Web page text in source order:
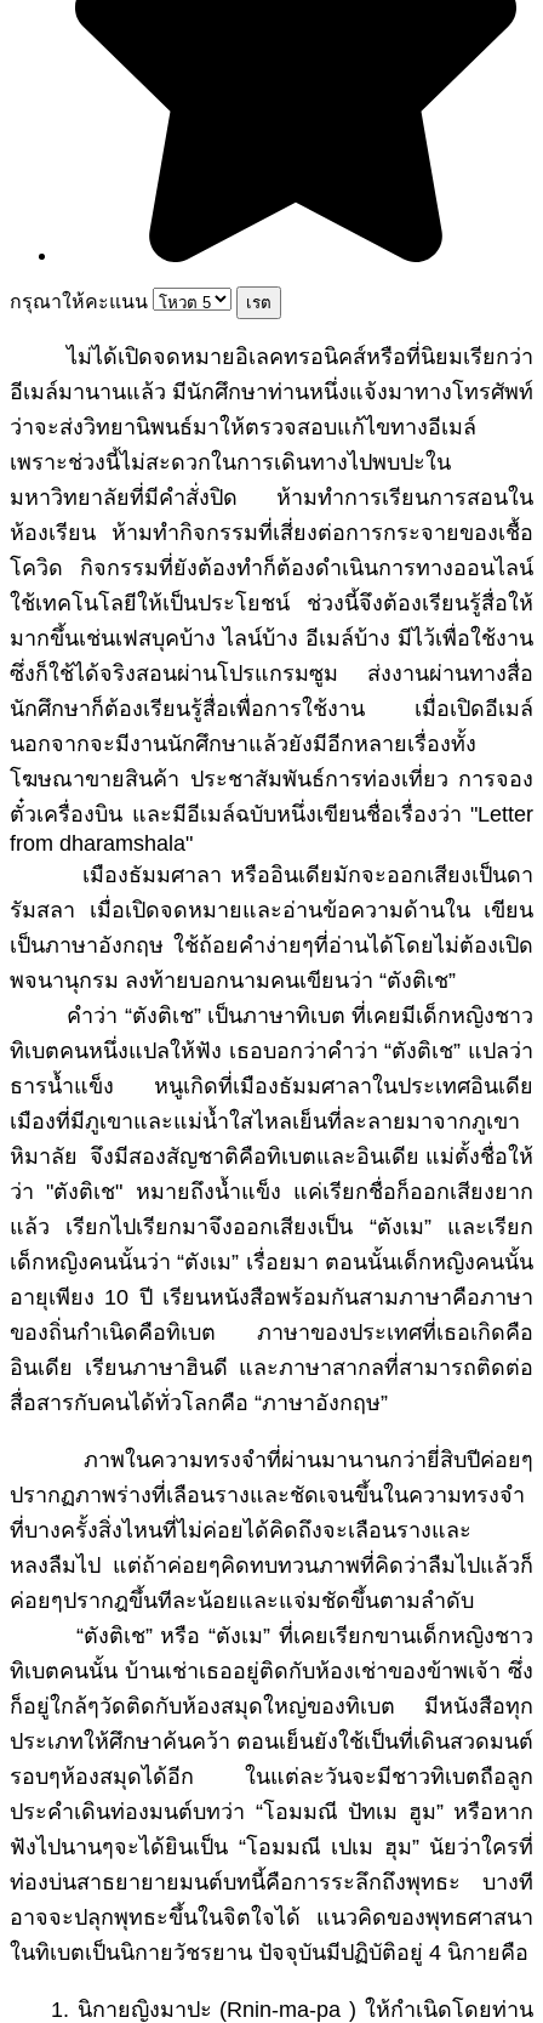
กรุณาให้คะแนน
ไม่ได้เปิดจดหมายอิเลคทรอนิคส์หรือที่นิยมเรียกว่า
อีเมล์มานานแล้ว มีนักศึกษาท่านหนึ่งแจ้งมาทางโทรศัพท์
ว่าจะส่งวิทยานิพนธ์มาให้ตรวจสอบแก้ไขทางอีเมล์
เพราะช่วงนี้ไม่สะดวกในการเดินทางไปพบปะใน
มหาวิทยาลัยที่มีคำสั่งปิด ห้ามทำการเรียนการสอนใน
ห้องเรียน ห้ามทำกิจกรรมที่เสี่ยงต่อการกระจายของเชื้อ
โควิด กิจกรรมที่ยังต้องทำก็ต้องดำเนินการทางออนไลน์
ใช้เทคโนโลยีให้เป็นประโยชน์ ช่วงนี้จึงต้องเรียนรู้สื่อให้
มากขึ้นเช่นเฟสบุคบ้าง ไลน์บ้าง อีเมล์บ้าง มีไว้เพื่อใช้งาน
ซึ่งก็ใช้ได้จริงสอนผ่านโปรแกรมซูม ส่งงานผ่านทางสื่อ
นักศึกษาก็ต้องเรียนรู้สื่อเพื่อการใช้งาน เมื่อเปิดอีเมล์
นอกจากจะมีงานนักศึกษาแล้วยังมีอีกหลายเรื่องทั้ง
โฆษณาขายสินค้า ประชาสัมพันธ์การท่องเที่ยว การจอง
ตั๋วเครื่องบิน และมีอีเมล์ฉบับหนึ่งเขียนชื่อเรื่องว่า "Letter
from dharamshala"
เมืองธัมมศาลา หรืออินเดียมักจะออกเสียงเป็นดา
รัมสลา เมื่อเปิดจดหมายและอ่านข้อความด้านใน เขียน
เป็นภาษาอังกฤษ ใช้ถ้อยคำง่ายๆที่อ่านได้โดยไม่ต้องเปิด
พจนานุกรม ลงท้ายบอกนามคนเขียนว่า “ตังติเช”
คำว่า “ตังติเช” เป็นภาษาทิเบต ที่เคยมีเด็กหญิงชาว
ทิเบตคนหนึ่งแปลให้ฟัง เธอบอกว่าคำว่า “ตังติเช” แปลว่า
ธารน้ำแข็ง หนูเกิดที่เมืองธัมมศาลาในประเทศอินเดีย
เมืองที่มีภูเขาและแม่น้ำใสไหลเย็นที่ละลายมาจากภูเขา
หิมาลัย จึงมีสองสัญชาติคือทิเบตและอินเดีย แม่ตั้งชื่อให้
ว่า "ตังติเช" หมายถึงน้ำแข็ง แค่เรียกชื่อก็ออกเสียงยาก
แล้ว เรียกไปเรียกมาจึงออกเสียงเป็น “ตังเม” และเรียก
เด็กหญิงคนนั้นว่า “ตังเม” เรื่อยมา ตอนนั้นเด็กหญิงคนนั้น
อายุเพียง 10 ปี เรียนหนังสือพร้อมกันสามภาษาคือภาษา
ของถิ่นกำเนิดคือทิเบต ภาษาของประเทศที่เธอเกิดคือ
อินเดีย เรียนภาษาฮินดี และภาษาสากลที่สามารถติดต่อ
สื่อสารกับคนได้ทั่วโลกคือ “ภาษาอังกฤษ”
ภาพในความทรงจำที่ผ่านมานานกว่ายี่สิบปีค่อยๆ
ปรากฏภาพร่างที่เลือนรางและชัดเจนขึ้นในความทรงจำ
ที่บางครั้งสิ่งไหนที่ไม่ค่อยได้คิดถึงจะเลือนรางและ
หลงลืมไป แต่ถ้าค่อยๆคิดทบทวนภาพที่คิดว่าลืมไปแล้วก็
ค่อยๆปรากฎขึ้นทีละน้อยและแจ่มชัดขึ้นตามลำดับ
“ตังติเช” หรือ “ตังเม” ที่เคยเรียกขานเด็กหญิงชาว
ทิเบตคนนั้น บ้านเช่าเธออยู่ติดกับห้องเช่าของข้าพเจ้า ซึ่ง
ก็อยู่ใกล้ๆวัดติดกับห้องสมุดใหญ่ของทิเบต มีหนังสือทุก
ประเภทให้ศึกษาค้นคว้า ตอนเย็นยังใช้เป็นที่เดินสวดมนต์
รอบๆห้องสมุดได้อีก ในแต่ละวันจะมีชาวทิเบตถือลูก
ประคำเดินท่องมนต์บทว่า “โอมมณี ปัทเม ฮูม” หรือหาก
ฟังไปนานๆจะได้ยินเป็น “โอมมณี เปเม ฮุม” นัยว่าใครที่
ท่องบ่นสาธยายายมนต์บทนี้คือการระลึกถึงพุทธะ บางที
อาจจะปลุกพุทธะขึ้นในจิตใจได้ แนวคิดของพุทธศาสนา
ในทิเบตเป็นนิกายวัชรยาน ปัจจุบันมีปฏิบัติอยู่ 4 นิกายคือ
1. นิกายญิงมาปะ (Rnin-ma-pa ) ให้กำเนิดโดยท่าน